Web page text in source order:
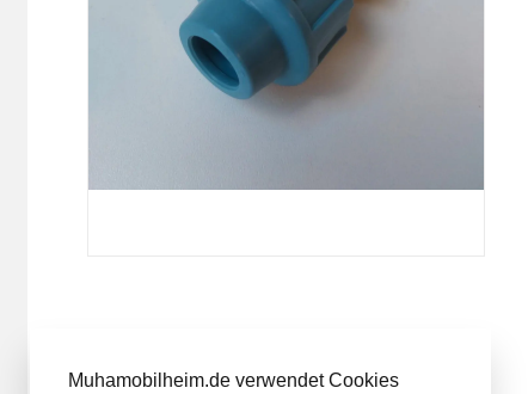
TECHNISCHE SPECIFICATIES
Muhamobilheim.de verwendet Cookies